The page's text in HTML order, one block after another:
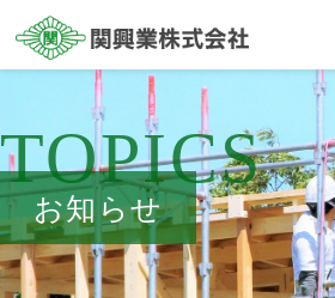
TOPICS
お知らせ